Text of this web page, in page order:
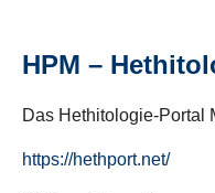
HPM –
Das Hethitologie-Portal
https://hethport.net/